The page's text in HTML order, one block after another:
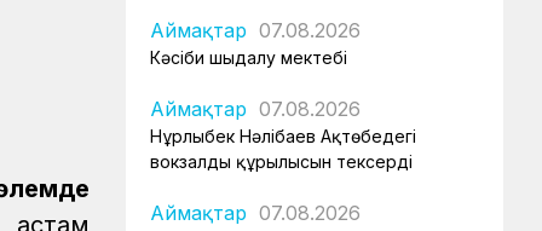
Аймақтар 07.08.2026
Кәсіби шыңдалу мектебі
Аймақтар 07.08.2026
Нұрлыбек Нәлібаев Ақтөбедегі
вокзалдың құрылысын тексерді
Аймақтар 07.08.2026